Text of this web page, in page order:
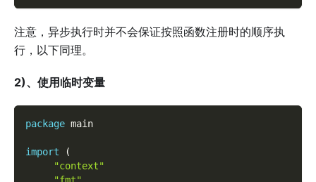
注意，异步执行时并不会保证按照函数注册时的顺序执
行，以下同理。
2)、使用临时变量
package main
import
(
"context"